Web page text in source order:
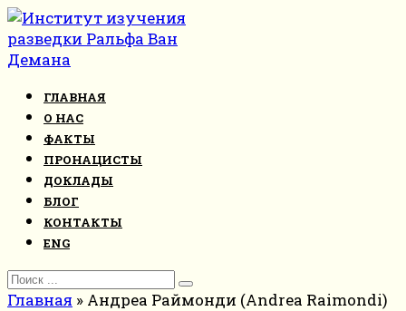
Перейти
к
контенту
ГЛАВНАЯ
О НАС
ФАКТЫ
ПРОНАЦИСТЫ
ДОКЛАДЫ
БЛОГ
КОНТАКТЫ
ENG
Search
for:
Главная » Андреа Раймонди (Andrea Raimondi)